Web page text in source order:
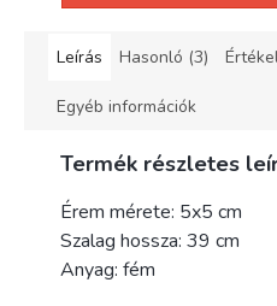
Leírás Hasonló (3)
Egyéb információk
Termék részletes
Érem mérete: 5x5 cm
Szalag hossza: 39 cm
Anyag: fém